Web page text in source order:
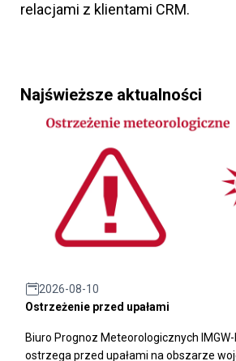
relacjami z klientami CRM.
Najświeższe aktualności
2026-08-10
Ostrzeżenie przed upałami
Biuro Prognoz Meteorologicznych
ostrzega przed upałami na obszarze